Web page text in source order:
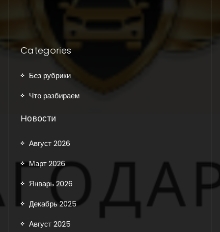
Categories
Без рубрики
Что разбираем
Новости
Август 2026
Март 2026
Январь 2026
Декабрь 2025
Август 2025